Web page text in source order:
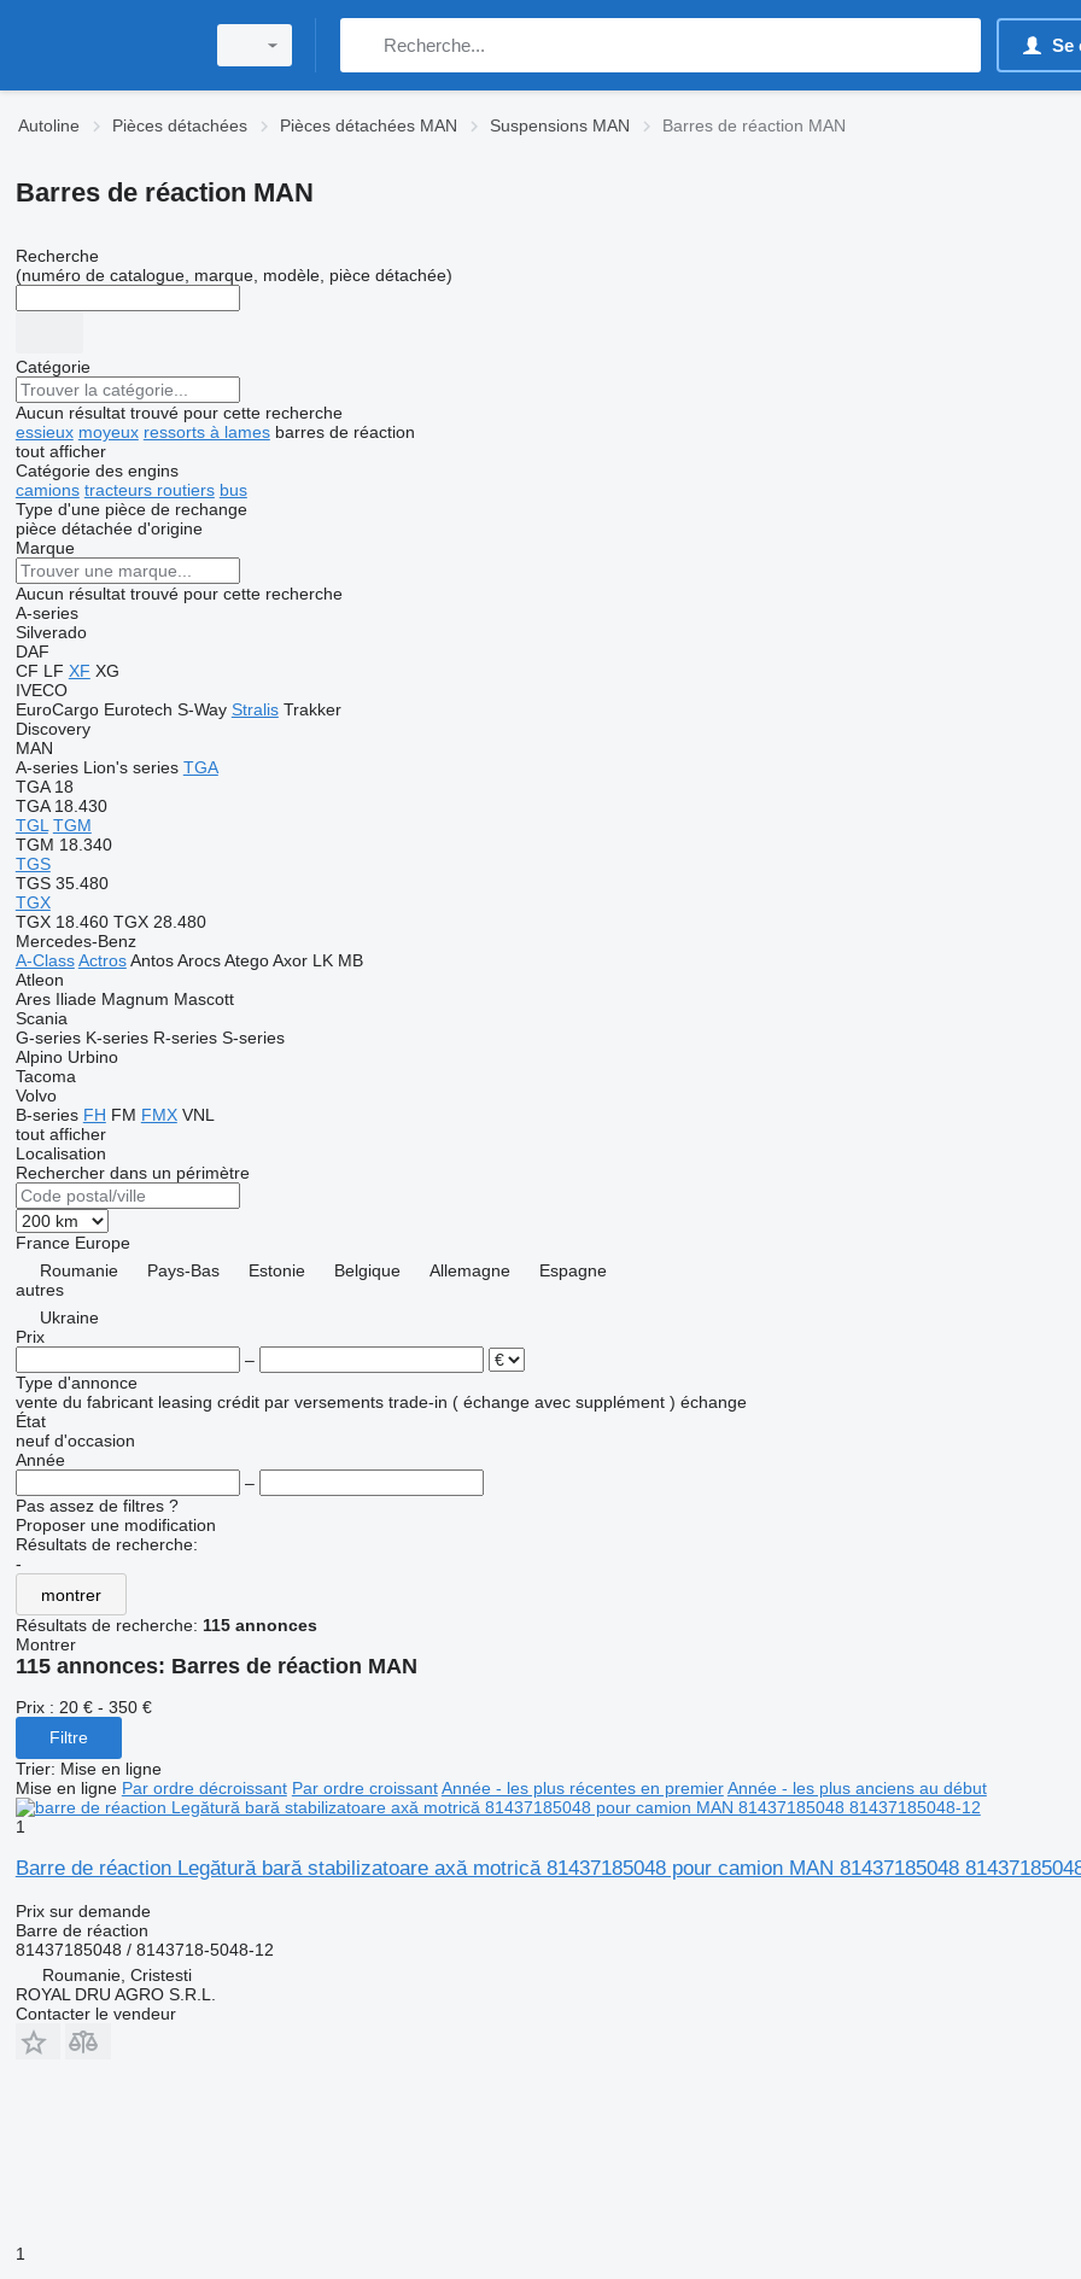
Se
Autoline Pièces détachées Pièces détachées MAN Suspensions MAN Barres de réaction MAN
Barres de réaction MAN
Recherche
(numéro de catalogue, marque, modèle, pièce détachée)
Catégorie
Aucun résultat trouvé pour cette recherche
essieux moyeux ressorts à lames barres de réaction
tout afficher
Catégorie des engins
camions tracteurs routiers bus
Type d'une pièce de rechange
pièce détachée d'origine
Marque
Aucun résultat trouvé pour cette recherche
A-series
Silverado
DAF
CF LF XF XG
IVECO
EuroCargo Eurotech S-Way Stralis Trakker
Discovery
MAN
A-series Lion's series TGA
TGA 18
TGA 18.430
TGL TGM
TGM 18.340
TGS
TGS 35.480
TGX
TGX 18.460 TGX 28.480
Mercedes-Benz
A-Class Actros Antos Arocs Atego Axor LK MB
Atleon
Ares Iliade Magnum Mascott
Scania
G-series K-series R-series S-series
Alpino Urbino
Tacoma
Volvo
B-series FH FM FMX VNL
tout afficher
Localisation
Rechercher dans un périmètre
France Europe
Roumanie
Pays-Bas Estonie Belgique Allemagne
Espagne
autres
Ukraine
Prix
–
Type d'annonce
vente du fabricant leasing crédit par versements trade-in ( échange avec supplément ) échange
État
neuf d'occasion
Année
–
Pas assez de filtres ?
Proposer une modification
Résultats de recherche:
-
montrer
Résultats de recherche: 115 annonces
Montrer
115 annonces: Barres de réaction MAN
Prix : 20 € - 350 €
Filtre
Trier: Mise en ligne
Mise en ligne Par ordre décroissant Par ordre croissant Année - les plus récentes en premier Année - les plus anciens au début
1
Barre de réaction Legătură bară stabilizatoare axă motrică 81437185048 pour camion MAN 81437185048
Prix sur demande
Barre de réaction
81437185048 / 8143718-5048-12
Roumanie, Cristesti
ROYAL DRU AGRO S.R.L.
Contacter le vendeur
1